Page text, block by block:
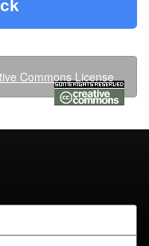
Commons License